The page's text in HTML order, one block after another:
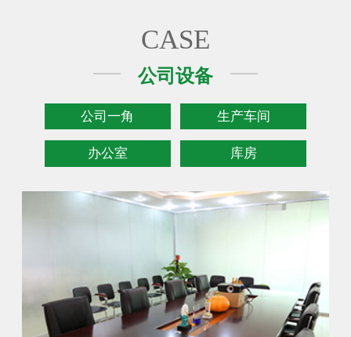
CASE
公司设备
公司一角 生产车间
办公室 库房